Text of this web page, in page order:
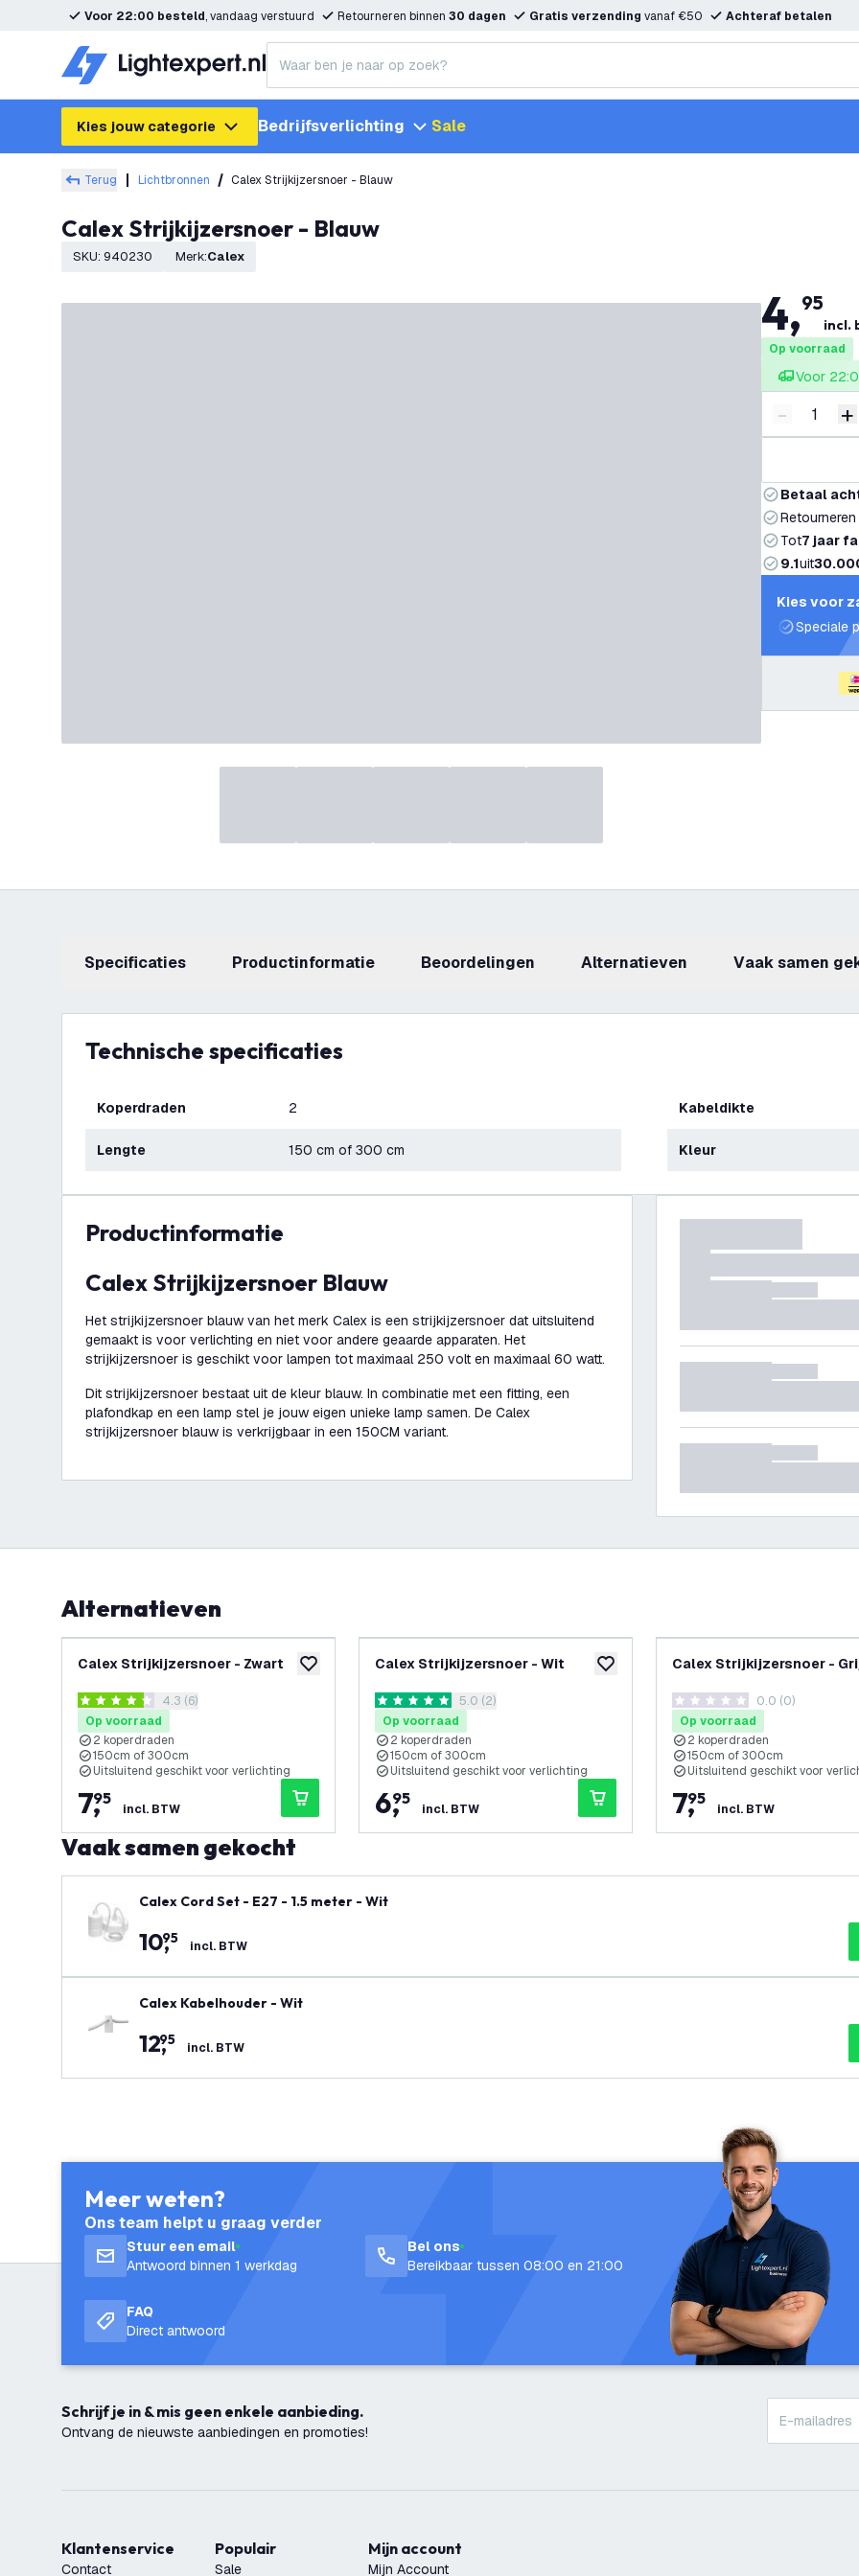
Voor 22:00 besteld, vandaag verstuurd Retourneren binnen 30 dagen Gratis verzending vanaf €50 Achteraf betalen
Kies jouw categorie Bedrijfsverlichting Sale
Terug Lichtbronnen Calex Strijkijzersnoer - Blauw
Calex Strijkijzersnoer - Blauw
SKU: 940230 Merk: Calex
4,95
incl.
Op voorraad
Voor
Verminder
- +
Betaal
Tot7 jaar
9.1uit
Kies voor
Speciale
Specificaties productinformatie beoordelingen Alternatieven Vaak samen
Technische specificaties
Koperdraden 2
Lengte 150 cm of 300 cm
Kabeldikte
Kleur
productinformatie
Calex Strijkijzersnoer Blauw
Het strijkijzersnoer blauw van het merk Calex is een strijkijzersnoer dat uitsluitend
gemaakt is voor verlichting en niet voor andere geaarde apparaten. Het
strijkijzersnoer is geschikt voor lampen tot maximaal 250 volt en maximaal 60 watt.
Dit strijkijzersnoer bestaat uit de kleur blauw. In combinatie met een fitting, een
plafondkap en een lamp stel je jouw eigen unieke lamp samen. De Calex
strijkijzersnoer blauw is verkrijgbaar in een 150CM variant.
Alternatieven
toevoegen aan verlanglijst
Calex Strijkijzersnoer - Zwart
reviews drawer openen
4.3 score sterren4.3 (6)
Op voorraad
2 koperdraden
150cm of 300cm
Uitsluitend geschikt voor verlichting
7,
95
incl. BTW
toevoegen aan verlanglijst
Calex Strijkijzersnoer - Wit
reviews drawer openen
5 score sterren5.0 (2)
Op voorraad
2 koperdraden
150cm of 300cm
Uitsluitend geschikt voor verlichting
6,
95
incl. BTW
Calex Strijkijzersnoer -
0 score sterren0.0 (0)
Op voorraad
2 koperdraden
150cm of 300cm
Uitsluitend geschikt voor
7,
95
incl. BTW
Vaak samen gekocht
Calex Cord Set - E27 - 1.5 meter - Wit
10,
95 incl. BTW
Calex Kabelhouder - Wit
12,
95 incl. BTW
Meer weten?
Ons team helpt u graag verder
Stuur een email
Antwoord binnen 1 werkdag
Bel ons
Bereikbaar tussen 08:00 en 21:00
FAQ
Direct antwoord
Schrijf je in & mis geen enkele aanbieding.
Ontvang de nieuwste aanbiedingen en promoties!
Klantenservice
Contact
Populair
Sale
Mijn account
Mijn Account